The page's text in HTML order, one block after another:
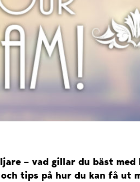
– vad gillar du bäst med
och tips på hur du kan få ut